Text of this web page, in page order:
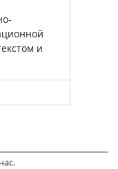
и